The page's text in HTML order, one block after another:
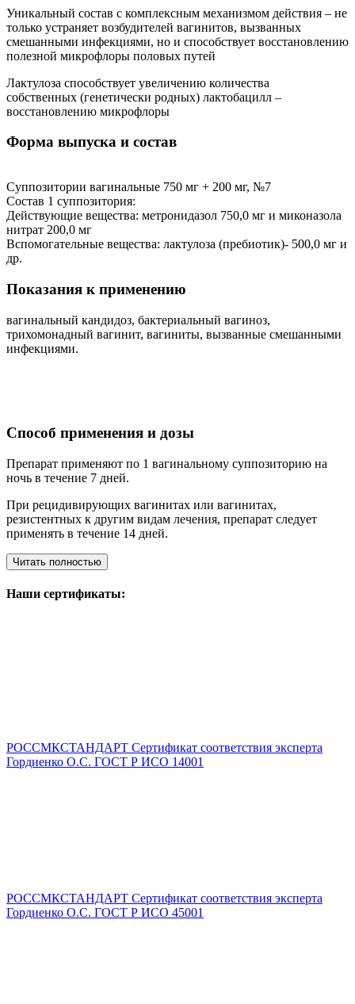
Уникальный состав с комплексным механизмом действия – не
только устраняет возбудителей вагинитов, вызванных
смешанными инфекциями, но и способствует восстановлению
полезной микрофлоры половых путей
Лактулоза способствует увеличению количества
собственных (генетически родных) лактобацилл –
восстановлению микрофлоры
Форма выпуска и состав
Суппозитории вагинальные 750 мг + 200 мг, №7
Состав 1 суппозитория:
Действующие вещества: метронидазол 750,0 мг и миконазола
нитрат 200,0 мг
Вспомогательные вещества: лактулоза (пребиотик)- 500,0 мг и
др.
Показания к применению
вагинальный кандидоз, бактериальный вагиноз,
трихомонадный вагинит, вагиниты, вызванные смешанными
инфекциями.
Способ применения и дозы
Препарат применяют по 1 вагинальному суппозиторию на
ночь в течение 7 дней.
При рецидивирующих вагинитах или вагинитах,
резистентных к другим видам лечения, препарат следует
применять в течение 14 дней.
Читать полностью
Наши сертификаты:
РОССМКСТАНДАРТ Сертификат соответствия эксперта
Гордиенко О.С. ГОСТ Р ИСО 14001
РОССМКСТАНДАРТ Сертификат соответствия эксперта
Гордиенко О.С. ГОСТ Р ИСО 45001